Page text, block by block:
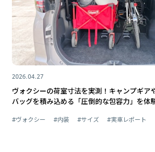
2026.04.27
ヴォクシーの荷室寸法を実測！キャンプギア
バッグを積み込める「圧倒的な包容力」を体
#ヴォクシー #内装 #サイズ #実車レポート